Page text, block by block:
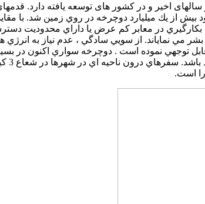
اخیر و در کشور های توسعه یافته دارد.
شکل اسب چوبي در فرانسه برداشته شد وپس از 218 سال منجربه وجود بيش از يك ميليارد دوچرخه
در معابر كم عرض يا داراي محدوديت
مي نماياند. از سويي سادگي ، عدم نياز به انرژي
توجهي نموده است . دوچرخه سواري اكنون در
است.